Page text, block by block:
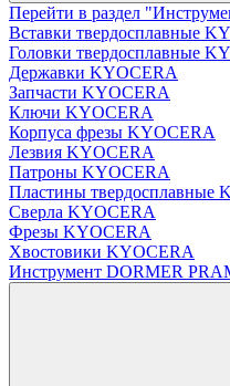
Перейти в раздел
Вставки твердосплавные
Головки твердосплавные
Державки KYOCERA
Запчасти KYOCERA
Ключи KYOCERA
Корпуса фрезы KYOCERA
Лезвия KYOCERA
Патроны KYOCERA
Пластины твердосплавные
Сверла KYOCERA
Фрезы KYOCERA
Хвостовики KYOCERA
Инструмент DORMER